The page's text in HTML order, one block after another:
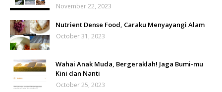
November 22, 2023
Nutrient Dense Food, Caraku Menyayangi Alam
October 31, 2023
Wahai Anak Muda, Bergeraklah! Jaga Bumi-mu
Kini dan Nanti
October 25, 2023